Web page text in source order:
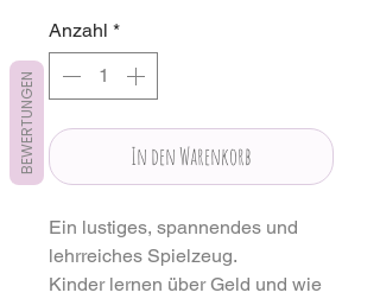
Anzahl *
In den Warenkorb
Ein lustiges, spannendes und
lehrreiches Spielzeug.
Kinder lernen über Geld und wie
BEWERTUNGEN